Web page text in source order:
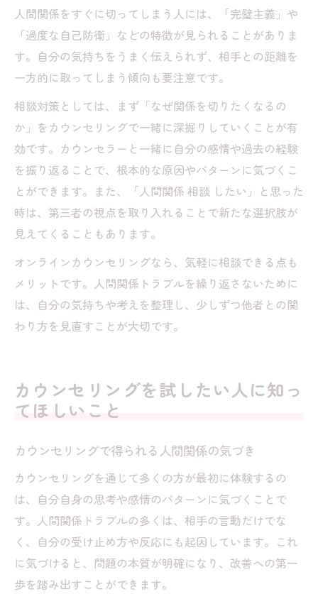
人間関係をすぐに切ってしまう人には、「完璧主義」や
「過度な自己防衛」などの特徴が見られることがありま
す。自分の気持ちをうまく伝えられず、相手との距離を
一方的に取ってしまう傾向も要注意です。
相談対策としては、まず「なぜ関係を切りたくなるの
か」をカウンセリングで一緒に深掘りしていくことが有
効です。カウンセラーと一緒に自分の感情や過去の経験
を振り返ることで、根本的な原因やパターンに気づくこ
とができます。また、「人間関係 相談 したい」と思った
時は、第三者の視点を取り入れることで新たな選択肢が
見えてくることもあります。
オンラインカウンセリングなら、気軽に相談できる点も
メリットです。人間関係トラブルを繰り返さないために
は、自分の気持ちや考えを整理し、少しずつ他者との関
わり方を見直すことが大切です。
カウンセリングを試したい人に知っ
てほしいこと
カウンセリングで得られる人間関係の気づき
カウンセリングを通じて多くの方が最初に体験するの
は、自分自身の思考や感情のパターンに気づくことで
す。人間関係トラブルの多くは、相手の言動だけでな
く、自分の受け止め方や反応にも起因しています。これ
に気づけると、問題の本質が明確になり、改善への第一
歩を踏み出すことができます。